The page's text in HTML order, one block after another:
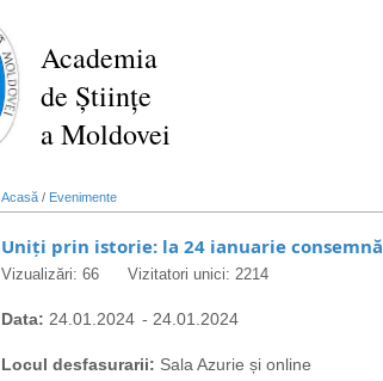
Academia
de Științe
a Moldovei
Acasă / Evenimente
Uniți prin istorie: la 24 ianuarie
Vizualizări: 66 Vizitatori unici: 2214
Data: 24.01.2024 - 24.01.2024
Locul desfasurarii: Sala Azurie și online